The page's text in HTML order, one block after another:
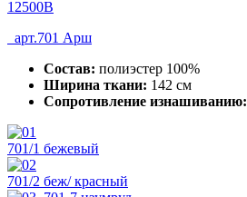
12500В
арт.701 Арш
Состав: полиэстер 100%
Ширина ткани: 142 см
Сопротивление изнашиванию:
701/1 бежевый
701/2 беж/ красный